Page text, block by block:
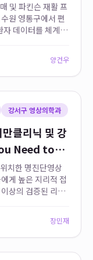
및 파킨슨 재활 프
원 영통구에서 편
자 데이터를 체계적
양건우
강서구 영상의학과
클리닉 및 강
Need to
치한 명진단영상
게 높은 지리적 접
상의 검증된 리뷰
장민재